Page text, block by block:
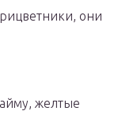
они
желтые